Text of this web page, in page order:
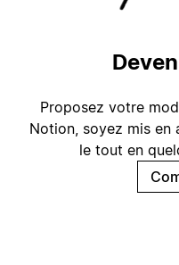
Proposez votre
Notion, soyez mis en
le tout en